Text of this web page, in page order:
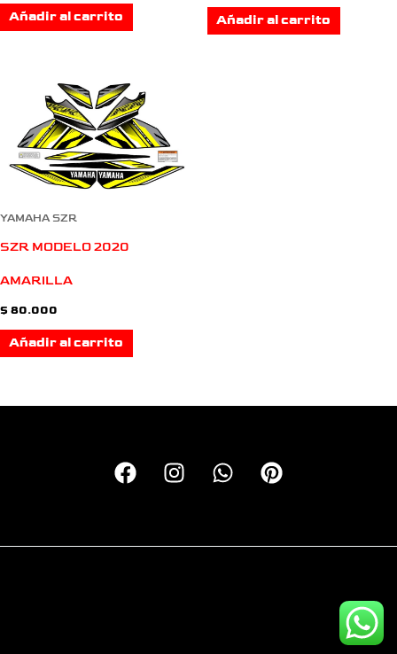
Añadir al carrito Añadir al carrito
YAMAHA SZR
SZR MODELO 2020
AMARILLA
$ 80.000
Añadir al carrito